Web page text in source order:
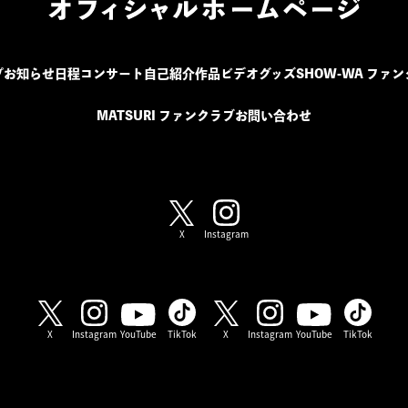
お知らせ 日程コンサート 自己紹介作品ビデオグッズSHOW-WA ファン
MATSURI ファンクラブお問い合わせ
X Instagram
X Instagram YouTube TikTok X Instagram YouTube TikTok